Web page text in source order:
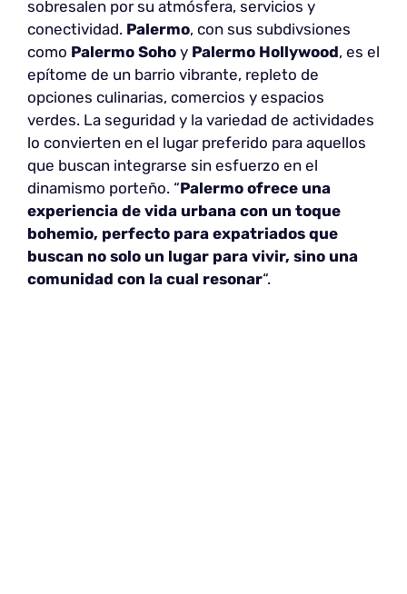
sobresalen por su atmósfera, servicios y
conectividad. Palermo, con sus subdivsiones
como Palermo Soho y Palermo Hollywood, es el
epítome de un barrio vibrante, repleto de
opciones culinarias, comercios y espacios
verdes. La seguridad y la variedad de actividades
lo convierten en el lugar preferido para aquellos
que buscan integrarse sin esfuerzo en el
dinamismo porteño. “Palermo ofrece una
experiencia de vida urbana con un toque
bohemio, perfecto para expatriados que
buscan no solo un lugar para vivir, sino una
comunidad con la cual resonar“.